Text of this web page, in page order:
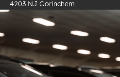
4203 NJ Gorinchem